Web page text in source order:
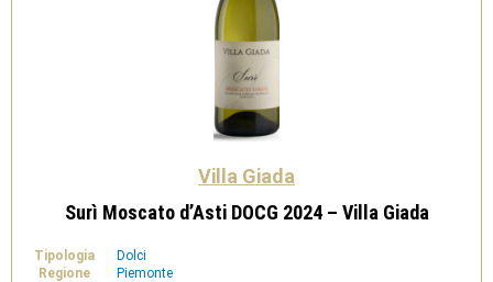
Villa Giada
Surì Moscato d’Asti DOCG 2024 – Villa Giada
Tipologia
Dolci
Regione
Piemonte